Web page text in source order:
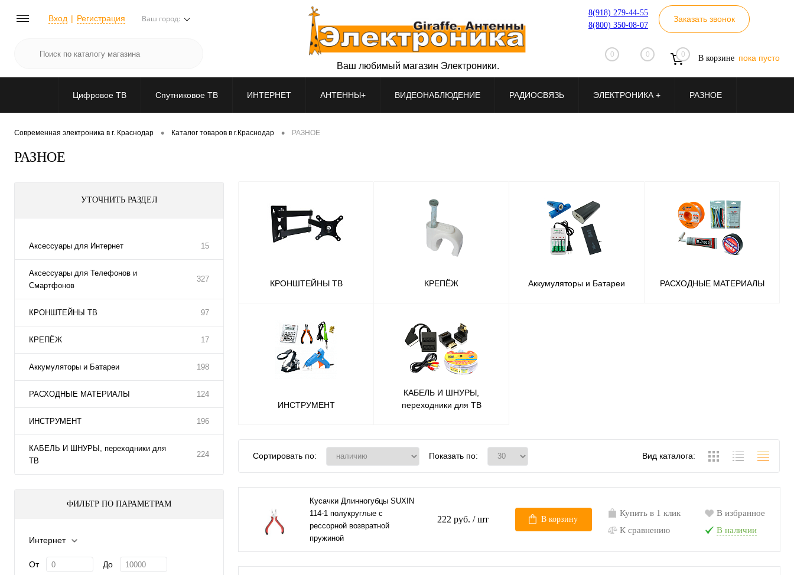
Вход Регистрация Ваш город:
8(918) 279-44-55
8(800) 350-08-07
Заказать звонок
0 0 0 В корзине пока пусто
Ваш любимый магазин Электроники.
Цифровое ТВ Спутниковое ТВ ИНТЕРНЕТ АНТЕННЫ+ ВИДЕОНАБЛЮДЕНИЕ РАДИОСВЯЗЬ ЭЛЕКТРОНИКА + РАЗНОЕ
Современная электроника в г. Краснодар • Каталог товаров в г.Краснодар • РАЗНОЕ
РАЗНОЕ
УТОЧНИТЬ РАЗДЕЛ
Аксессуары для Интернет 15
Аксессуары для Телефонов и
Смартфонов
327
КРОНШТЕЙНЫ ТВ 97
КРЕПЁЖ 17
Аккумуляторы и Батареи 198
РАСХОДНЫЕ МАТЕРИАЛЫ 124
ИНСТРУМЕНТ 196
КАБЕЛЬ И ШНУРЫ, переходники для
ТВ
224
ФИЛЬТР ПО ПАРАМЕТРАМ
Интернет
От До
КРОНШТЕЙНЫ ТВ КРЕПЁЖ Аккумуляторы и Батареи РАСХОДНЫЕ МАТЕРИАЛЫ
ИНСТРУМЕНТ
КАБЕЛЬ И ШНУРЫ,
переходники для ТВ
Сортировать по: Показать по: Вид каталога:
Кусачки Длинногубцы SUXIN
114-1 полукруглые с
рессорной возвратной
пружиной
222 руб. / шт В корзину
Купить в 1 клик
К сравнению
В избранное
В наличии